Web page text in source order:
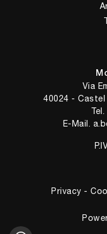
Via
40024 - Castel
Tel.
E-Mail.
Privacy -